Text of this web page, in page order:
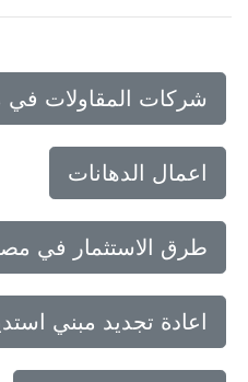
شركات المقاولات في
اعمال الدهانات
طرق الاستثمار في مصر
اعادة تجديد مبني